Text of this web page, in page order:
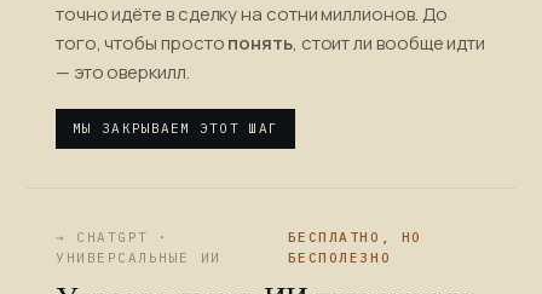
точно идёте в сделку на сотни миллионов. До
того, чтобы простопонять, стоит ли вообще идти
— это оверкилл.
МЫ ЗАКРЫВАЕМ ЭТОТ ШАГ
→ CHATGPT ·
УНИВЕРСАЛЬНЫЕ ИИ
БЕСПЛАТНО, НО
БЕСПОЛЕЗНО